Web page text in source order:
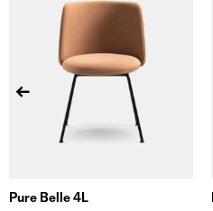
Pure Belle 4L